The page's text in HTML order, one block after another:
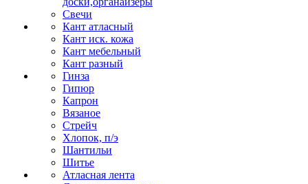
Свечи
Кант атласный
Кант иск. кожа
Кант мебельный
Кант разный
Гинза
Гипюр
Капрон
Вязаное
Стрейч
Хлопок, п/э
Шантильи
Шитье
Атласная лента